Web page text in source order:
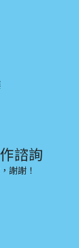
諮詢
謝謝！